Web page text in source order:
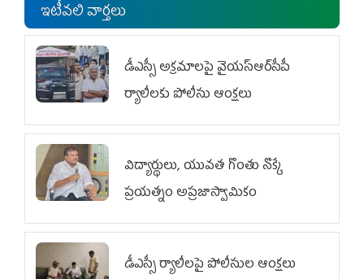
ఇటీవలి వార్తలు
డీఎస్సీ అక్రమాలపై వైయ‌స్ఆర్‌సీపీ
ర్యాలీలకు పోలీసు ఆంక్షలు
విద్యార్థులు, యువత గొంతు నొక్కే
ప్రయత్నం అప్రజాస్వామికం
డీఎస్సీ ర్యాలీలపై పోలీసుల ఆంక్షలు